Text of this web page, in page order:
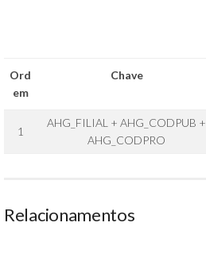
Ord
em
Chave
1
AHG_FILIAL + AHG_CODPUB +
AHG_CODPRO
Relacionamentos